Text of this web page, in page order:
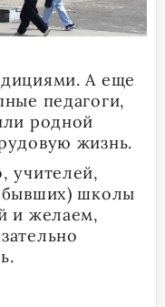
А еще
педагоги,
родной
жизнь.
учителей,
бывших) школы
и желаем,